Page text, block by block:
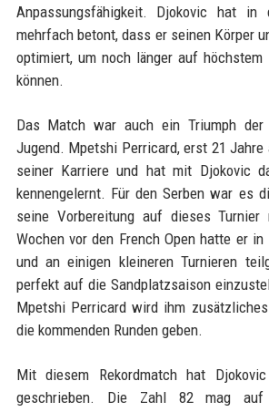
Anpassungsfähigkeit. Djokovic hat in
mehrfach betont, dass er seinen Körper
optimiert, um noch länger auf
können.
Das Match war auch ein Triumph der
Jugend. Mpetshi Perricard, erst 21
seiner Karriere und hat mit Djokovic
kennengelernt. Für den Serben war es
seine Vorbereitung auf dieses
Wochen vor den French Open hatte er
und an einigen kleineren Turnieren
perfekt auf die Sandplatzsaison
Mpetshi Perricard wird ihm
die kommenden Runden geben.
Mit diesem Rekordmatch hat
geschrieben. Die Zahl 82 mag